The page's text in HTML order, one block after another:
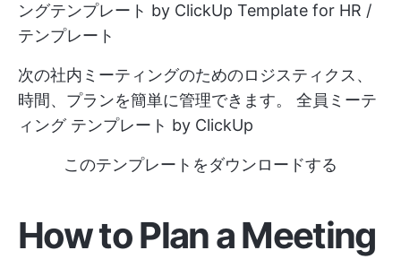
ングテンプレート by ClickUp Template for HR /
テンプレート
次の社内ミーティングのためのロジスティクス、
時間、プランを簡単に管理できます。 全員ミーテ
ィングテンプレート by ClickUp
このテンプレートをダウンロードする
How to Plan a Meeting